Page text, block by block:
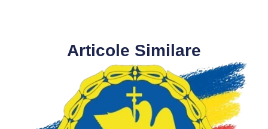
Articole Similare